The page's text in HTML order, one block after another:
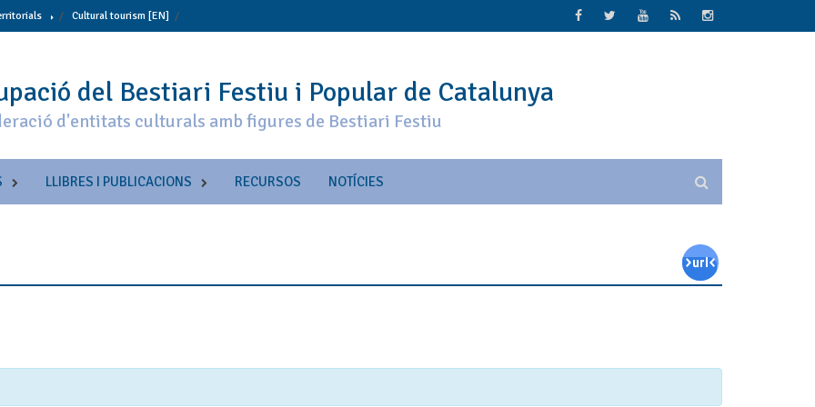
Cultural tourism [EN]
del Bestiari Festiu i Popular de Catalunya
d'entitats culturals amb figures de Bestiari Festiu
LLIBRES I PUBLICACIONS RECURSOS NOTÍCIES